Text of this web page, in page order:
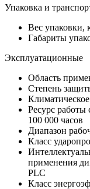
Упаковка и
Вес упаковки,
Габариты
Эксплуатационные
Область
Степень
Ресурс работы
100 000 часов
Диапазон
Класс
применения
PLC
Класс